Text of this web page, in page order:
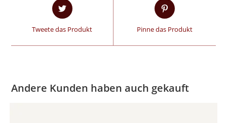
Tweete das Produkt Pinne das Produkt
Andere Kunden haben auch gekauft